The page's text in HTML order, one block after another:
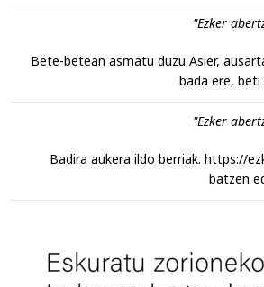
"Ezker
Bete-betean asmatu duzu Asier,
bada ere, beti
"Ezker
Badira aukera ildo berriak. https://
batzen